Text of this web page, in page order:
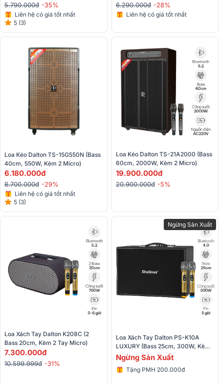
5.790.000đ -35%
Liên hệ có giá tốt nhất
5 (3)
6.290.000đ -28%
Liên hệ có giá tốt nhất
Loa Kéo Dalton TS-15G550N (Bass
40cm, 550W, Kèm 2 Micro)
6.180.000đ
8.700.000đ -29%
Liên hệ có giá tốt nhất
5 (3)
Loa Kéo Dalton TS-21A2000 (Bass
60cm, 2000W, Kèm 2 Micro)
19.900.000đ
20.900.000đ -5%
Loa Xách Tay Dalton K208C (2
Bass 20cm, Kèm 2 Tay Micro)
7.300.000đ
10.599.999đ -31%
Ngừng Sản Xuất
Loa Xách Tay Dalton PS-K10A
LUXURY (Bass 25cm, 300W, Kèm
2 Micro)
Ngừng Sản Xuất
Tặng PMH 200.000đ